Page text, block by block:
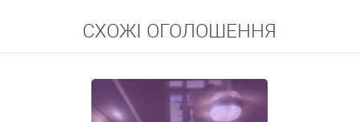
Середні ціни на довготривалу оренду квартир, особняків,
кімнат
СХОЖІ ОГОЛОШЕННЯ